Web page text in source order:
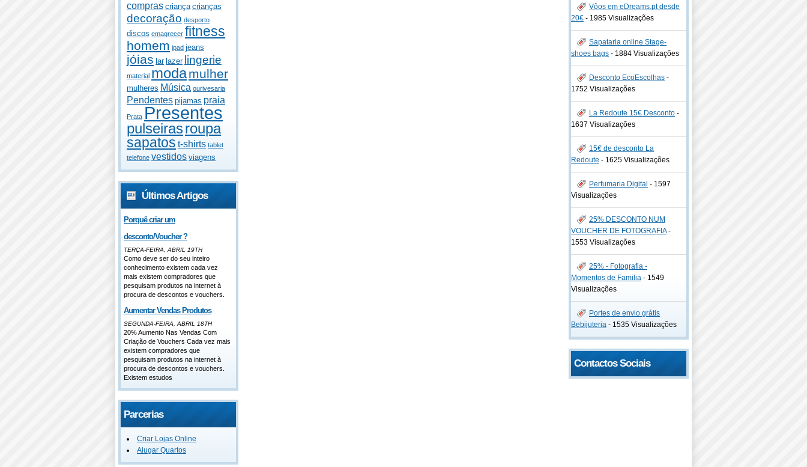
compras criança crianças
decoração desporto
discos emagrecer fitness
homem ipad jeans
jóias lar lazer lingerie
material modamulher
mulheres Música ourivesaria
Pendentes pijamas praia
Prata Presentes
pulseirasroupa
sapatos t-shirts tablet
telefone vestidos viagens
Últimos Artigos
Porquê criar um
desconto/Voucher ?
TERÇA-FEIRA, ABRIL 19TH
Como deve ser do seu inteiro
conhecimento existem cada vez
mais existem compradores que
pesquisam produtos na internet à
procura de descontos e vouchers.
Aumentar Vendas Produtos
SEGUNDA-FEIRA, ABRIL 18TH
20% Aumento Nas Vendas Com
Criação de Vouchers Cada vez mais
existem compradores que
pesquisam produtos na internet à
procura de descontos e vouchers.
Existem estudos
Parcerias
Criar Lojas Online
Alugar Quartos
Vôos em eDreams.pt desde
20€ - 1985 Visualizações
Sapataria online Stage-
shoes bags - 1884 Visualizações
Desconto EcoEscolhas -
1752 Visualizações
La Redoute 15€ Desconto -
1637 Visualizações
15€ de desconto La
Redoute - 1625 Visualizações
Perfumaria Digital - 1597
Visualizações
25% DESCONTO NUM
VOUCHER DE FOTOGRAFIA-
1553 Visualizações
25% - Fotografia -
Momentos de Familia - 1549
Visualizações
Portes de envio grátis
Bebijuteria - 1535 Visualizações
Contactos Sociais